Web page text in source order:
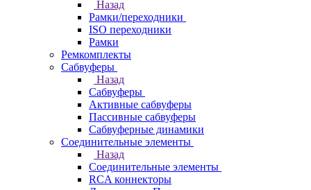
Назад
Рамки/переходники
ISO переходники
Рамки
Ремкомплекты
Сабвуферы
Назад
Сабвуферы
Активные сабвуферы
Пассивные сабвуферы
Сабвуферные динамики
Соединительные элементы
Назад
Соединительные элементы
RCA коннекторы